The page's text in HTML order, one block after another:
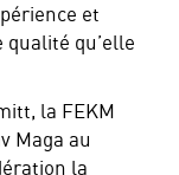
et
qualité qu’elle
la FEKM
Maga au
la